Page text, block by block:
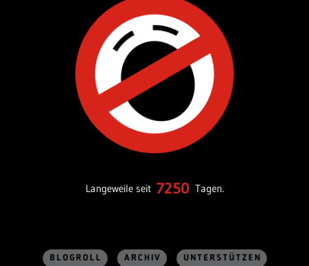
Langeweile seit 7250 Tagen.
BLOGROLL ARCHIV UNTERSTÜTZEN